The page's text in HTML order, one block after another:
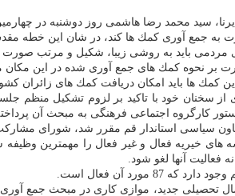
سید محمد رضا هاشمی روز دوشنبه در
به جمع آوری كمك ها كند، در شان این خطه
مردمی باید به روشی زیبا، شكیل و مرتب
بر نحوه كمك های جمع آوری شده در این مكان
كمك ها باید امكان دریافت كمك های زائران
كارگروه اجتماعی فرهنگی به مبحث آن
سیاسی استاندار قم مقرر شد، شورای
خیریه فعال و غیر فعال را مهمترین
فعالیت آنها لغو شود.
تحصیلی جدید، موازی كاری در مبحث جمع